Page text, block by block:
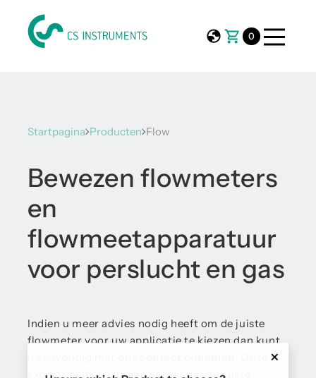
0
Startpagina Producten Flow
Bewezen flowmeters
en
flowmeetapparatuur
voor perslucht en gas
Indien u meer advies nodig heeft om de juiste
flowmeter voor uw applicatie te kiezen dan kunt
experts helpen u graag verder om de juiste